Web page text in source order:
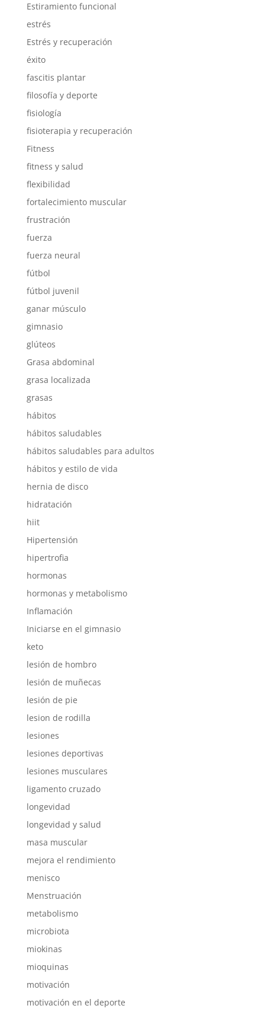
Estiramiento funcional
estrés
Estrés y recuperación
éxito
fascitis plantar
filosofía y deporte
fisiología
fisioterapia y recuperación
Fitness
fitness y salud
flexibilidad
fortalecimiento muscular
frustración
fuerza
fuerza neural
fútbol
fútbol juvenil
ganar músculo
gimnasio
glúteos
Grasa abdominal
grasa localizada
grasas
hábitos
hábitos saludables
hábitos saludables para adultos
hábitos y estilo de vida
hernia de disco
hidratación
hiit
Hipertensión
hipertrofia
hormonas
hormonas y metabolismo
Inflamación
Iniciarse en el gimnasio
keto
lesión de hombro
lesión de muñecas
lesión de pie
lesion de rodilla
lesiones
lesiones deportivas
lesiones musculares
ligamento cruzado
longevidad
longevidad y salud
masa muscular
mejora el rendimiento
menisco
Menstruación
metabolismo
microbiota
miokinas
mioquinas
motivación
motivación en el deporte